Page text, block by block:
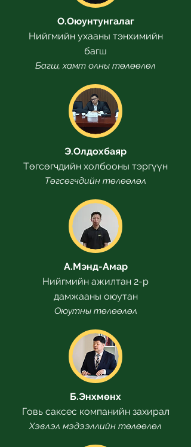
О.Оюунтунгалаг
Нийгмийн ухааны тэнхимийн
багш
Багш, хамт олны төлөөлөл
Э.Олдохбаяр
Төгсөгчдийн холбооны тэргүүн
Төгсөгчдийн төлөөлөл
А.Мэнд-Амар
Нийгмийн ажилтан 2-р
дамжааны оюутан
Оюутны төлөөлөл
Б.Энхмөнх
Говь саксес компанийн захирал
Хэвлэл мэдээллийн төлөөлөл